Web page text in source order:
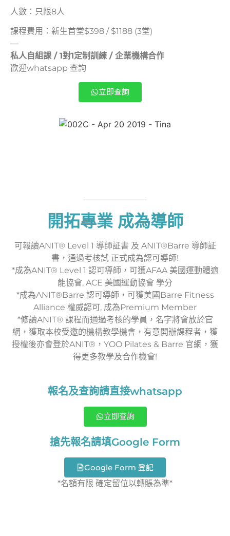
人數：只限8人
課程費用：新生首堂$398 / $1188 (3堂)
—
私人自組課 / 1對1定制訓練 / 企業機構合作
歡迎whatsapp 查詢
立即查詢
開拓專業 成為導師
可報讀ANIT® Level 1 導師証書 及 ANIT®Barre 導師証
書，通過考核試 正式成為認可導師!
*成為ANIT® Level 1 認可導師，可獲AFAA 美國運動體適
能協會, ACE 美國運動協會 學分
*成為ANIT®Barre 認可導師，可獲美國Barre Fitness
Alliance 權威認可, 成為Premium Member
*修讀ANIT® 課程而通過考核的學員，名字將會放於官
網，獲取本校受邀的機構教學機會，有意開辦課程者，獲
授權後亦會登於ANIT®，YOO Pilates & Barre 官網，獲
得更多教學及合作機會!
報名及查詢請直接whatsapp
立即查詢
搶先報名請填Google Form
Google Form 登記
*名額有限 確定留位以轉賬為準*